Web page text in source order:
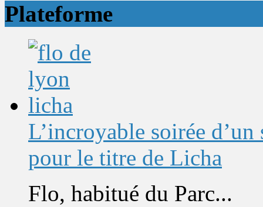
Plateforme
L’incroyable soirée
pour le titre de Licha
Flo, habitué du Parc...